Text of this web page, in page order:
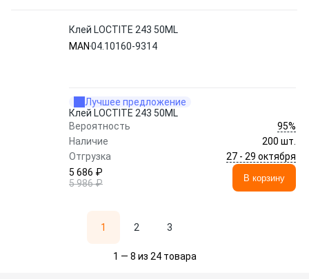
Клей LOCTITE 243 50ML
MAN 04.10160-9314
Лучшее предложение
Клей LOCTITE 243 50ML
Вероятность
95%
Наличие
200 шт.
Отгрузка
27 - 29 октября
5 686 ₽
5 986 ₽
В корзину
1 2 3
1 — 8 из 24 товара